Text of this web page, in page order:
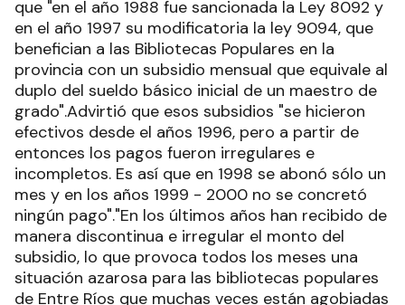
que "en el año 1988 fue sancionada la Ley 8092 y
en el año 1997 su modificatoria la ley 9094, que
benefician a las Bibliotecas Populares en la
provincia con un subsidio mensual que equivale al
duplo del sueldo básico inicial de un maestro de
grado".Advirtió que esos subsidios "se hicieron
efectivos desde el años 1996, pero a partir de
entonces los pagos fueron irregulares e
incompletos. Es así que en 1998 se abonó sólo un
mes y en los años 1999 - 2000 no se concretó
ningún pago"."En los últimos años han recibido de
manera discontinua e irregular el monto del
subsidio, lo que provoca todos los meses una
situación azarosa para las bibliotecas populares
de Entre Ríos que muchas veces están agobiadas